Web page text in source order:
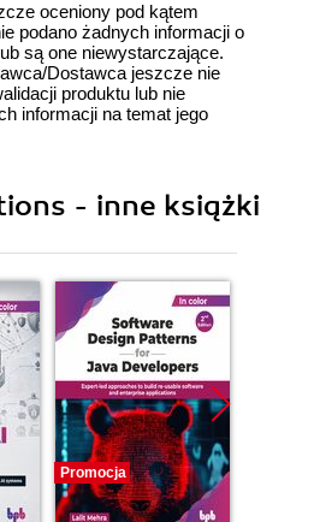
oceniony pod kątem
podano żadnych informacji o
są one niewystarczające.
Dostawca jeszcze nie
produktu lub nie
informacji na temat jego
- inne książki
Promocja